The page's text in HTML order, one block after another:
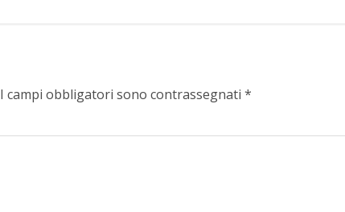
I campi obbligatori sono contrassegnati *